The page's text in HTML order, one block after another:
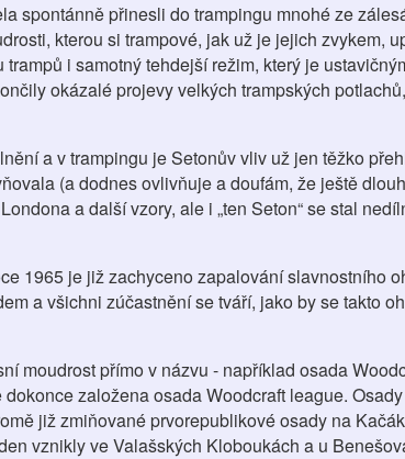
spontánně přinesli do trampingu mnohé ze
kterou si trampové, jak už je jejich zvykem,
i samotný tehdejší režim, který je
okázalé projevy velkých trampských
a v trampingu je Setonův vliv už jen těžko
(a dodnes ovlivňuje a doufám, že ještě
a další vzory, ale i „ten Seton“ se stal
1965 je již zachyceno zapalování slavnostního
a všichni zúčastnění se tváří, jako by se takto
moudrost přímo v názvu - například osada
založena osada Woodcraft league.
již zmiňované prvorepublikové osady na
vznikly ve Valašských Kloboukách a u